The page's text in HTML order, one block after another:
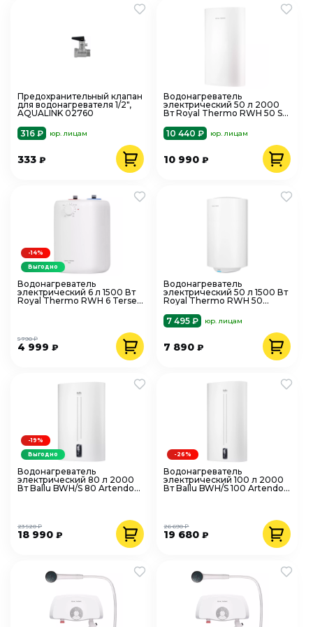
Предохранительный клапан
для водонагревателя 1/2",
AQUALINK 02760
316 ₽
юр. лицам
333 ₽
Водонагреватель
электрический 50 л 2000
Вт Royal Thermo RWH 50 ST
10 440 ₽
юр. лицам
10 990₽
Водонагреватель
электрический 6 л 1500 Вт
Royal Thermo RWH 6 Terse
4 999 ₽
5 790 ₽
-14%
Выгодно
Водонагреватель
электрический 50 л 1500 Вт
Royal Thermo RWH 50
7 495 ₽
юр. лицам
7 890₽
Водонагреватель
электрический 80 л 2000
Вт Ballu BWH/S 80 Artendo
18 990 ₽
23 520 ₽
-19%
Выгодно
Водонагреватель
электрический 100 л 2000
Вт Ballu BWH/S 100 Artendo
19 680₽
26 690 ₽
-26%